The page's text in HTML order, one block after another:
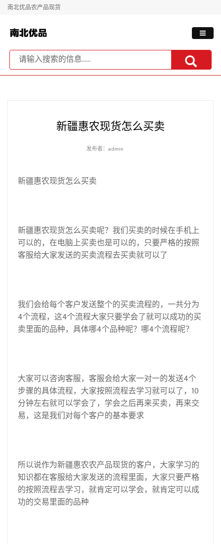
南北优品农产品现货
新疆惠农现货怎么买卖
发布者：admin
新疆惠农现货怎么买卖
新疆惠农现货怎么买卖呢？我们买卖的时候在手机上
可以的，在电脑上买卖也是可以的，只要严格的按照
客服给大家发送的买卖流程去买卖就可以了
我们会给每个客户发送整个的买卖流程的，一共分为
4个流程，这4个流程大家只要学会了就可以成功的买
卖里面的品种，具体哪4个品种呢？哪4个流程呢？
大家可以咨询客服，客服会给大家一对一的发送4个
步骤的具体流程，大家按照流程去学习就可以了，10
分钟左右就可以学会了，学会之后再来买卖，再来交
易，这是我们对每个客户的基本要求
所以说作为新疆惠农农产品现货的客户，大家学习的
知识都在客服给大家发送的流程里面，大家只要严格
的按照流程去学习，就肯定可以学会，就肯定可以成
功的交易里面的品种